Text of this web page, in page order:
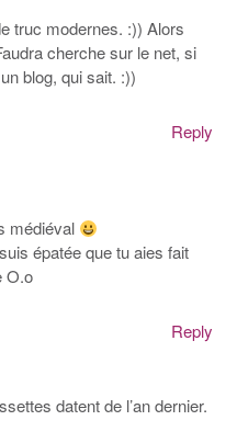
truc modernes. :)) Alors
cherche sur le net, si
blog, qui sait. :))
Reply
médiéval
épatée que tu aies fait
O.o
Reply
datent de l’an dernier.